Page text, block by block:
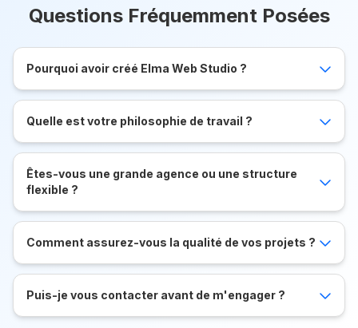
Questions Fréquemment Posées
Pourquoi avoir créé Elma Web Studio ?
Quelle est votre philosophie de travail ?
Êtes-vous une grande agence ou une structure
flexible ?
Comment assurez-vous la qualité de vos projets ?
Puis-je vous contacter avant de m'engager ?